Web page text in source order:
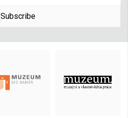
Subscribe